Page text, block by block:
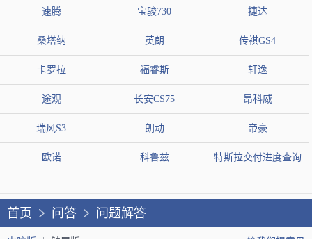
种方法只适合用于应急用，通常价格为20元左右。2、补冷胎
并进行反复的挤压，即可使轮胎恢复正常使用，使用这种方法修
蘑菇钉是采用特殊的材料制作，其性质与橡胶极为相同，将其钉
入轮胎内侧的漏孔，然后打磨一下，它就能够与轮胎完美的契合
4、轮胎热补
热补的前期操作步骤与冷补其实差不多，唯一的差距就在于最后
速腾 宝骏730 捷达
桑塔纳 英朗 传祺GS4
卡罗拉 福睿斯 轩逸
途观 长安CS75 昂科威
瑞风S3 朗动 帝豪
欧诺 科鲁兹 特斯拉交付进度查询
首页 问答 问题解答